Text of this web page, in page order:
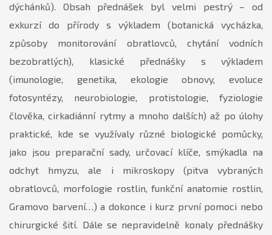
dýchánků). Obsah přednášek byl velmi pestrý – od
exkurzí do přírody s výkladem (botanická vycházka,
způsoby monitorování obratlovců, chytání vodních
bezobratlých), klasické přednášky s výkladem
(imunologie, genetika, ekologie obnovy, evoluce
fotosyntézy, neurobiologie, protistologie, fyziologie
člověka, cirkadiánní rytmy a mnoho dalších) až po úlohy
praktické, kde se využívaly různé biologické pomůcky,
jako jsou preparační sady, určovací klíče, smýkadla na
odchyt hmyzu, ale i mikroskopy (pitva vybraných
obratlovců, morfologie rostlin, funkční anatomie rostlin,
Gramovo barvení…) a dokonce i kurz první pomoci nebo
chirurgické šití. Dále se nepravidelně konaly přednášky